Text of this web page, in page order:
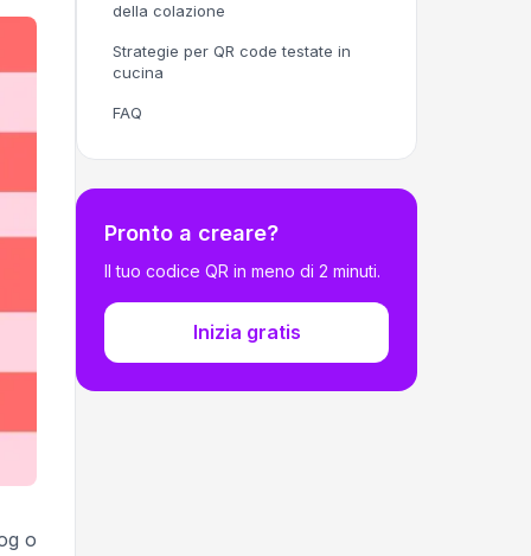
o
della colazione
Strategie per QR code testate in
cucina
FAQ
Pronto a creare?
Il tuo codice QR in meno di 2 minuti.
Inizia gratis